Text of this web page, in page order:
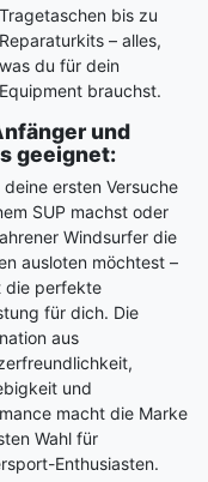
Tragetaschen bis zu
Reparaturkits – alles,
was du für dein
Equipment brauchst.
und
geeignet:
ersten Versuche
SUP machst oder
Windsurfer die
ausloten möchtest –
die perfekte
für dich. Die
aus
und
macht die Marke
Wahl für
Enthusiasten.